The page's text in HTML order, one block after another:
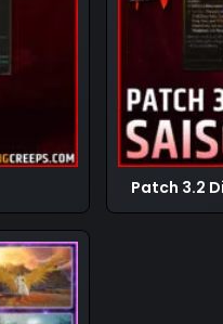
Patch 3.2